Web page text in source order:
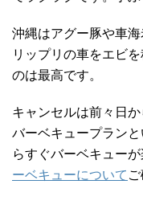
沖縄はアグー豚や車
リップリの車をエビ
のは最高です。
キャンセルは前々日
バーベキュープラン
らすぐバーベキュー
ーベキューについて